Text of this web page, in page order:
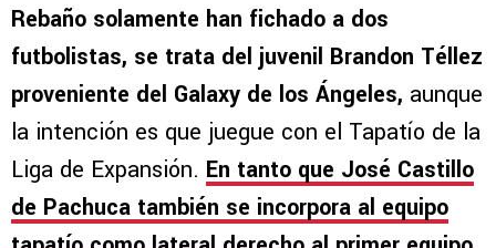
Rebaño solamente han fichado a dos
futbolistas, se trata del juvenil Brandon Téllez
proveniente del Galaxy de los Ángeles, aunque
la intención es que juegue con el Tapatío de la
Liga de Expansión. En tanto que José Castillo
de Pachuca también se incorpora al equipo